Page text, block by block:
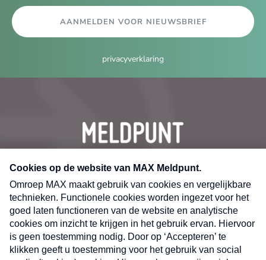
AANMELDEN VOOR NIEUWSBRIEF
privacyverklaring
CONTACT
Volg ons op